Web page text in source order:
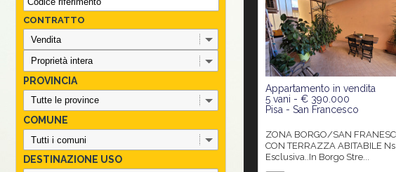
CONTRATTO
PROVINCIA
COMUNE
DESTINAZIONE USO
Appartamento in vendita
5 vani - € 390.000
Pisa - San Francesco
ZONA BORGO/SAN FRANESCO
CON TERRAZZA ABITABILE Ns
Esclusiva..In Borgo Stre...